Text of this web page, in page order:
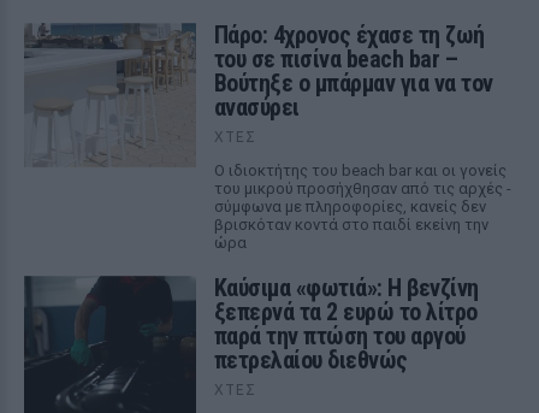
Πάρο: 4χρονος έχασε τη ζωή
του σε πισίνα beach bar –
Βούτηξε ο μπάρμαν για να τον
ανασύρει
ΧΤΕΣ
Ο ιδιοκτήτης του beach bar και οι γονείς
του μικρού προσήχθησαν από τις αρχές -
σύμφωνα με πληροφορίες, κανείς δεν
βρισκόταν κοντά στο παιδί εκείνη την
ώρα
Καύσιμα «φωτιά»: Η βενζίνη
ξεπερνά τα 2 ευρώ το λίτρο
παρά την πτώση του αργού
πετρελαίου διεθνώς
ΧΤΕΣ